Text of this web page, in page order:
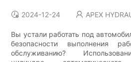
2024-12-24 APEX
Вы устали работать под
безопасности выполнения
обслуживанию?